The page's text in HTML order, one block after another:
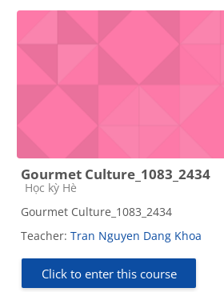
Gourmet Culture_1083_2434
Course category
Học kỳ Hè
Gourmet Culture_1083_2434
Teacher: Tran Nguyen Dang Khoa
Click to enter this course